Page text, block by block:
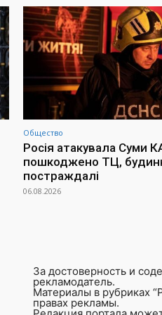
Общество
Росія атакувала Суми
пошкоджено ТЦ,
постраждалі
06.08.2026
За достоверность и
рекламодатель.
Материалы в рубриках
правах рекламы.